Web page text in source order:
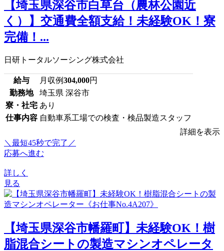
【埼玉県深谷市白草台（農林公園近
く）】交通費全額支給！未経験OK！寮
完備！...
日研トータルソーシング株式会社
給与 月収例304,000円
勤務地
埼玉県 深谷市
寮・社宅 あり
仕事内容 自動車系工場での検査・検品製造スタッフ
詳細を表示
＼最短45秒で完了／
応募へ進む
詳しく
見る
【埼玉県深谷市幡羅町】未経験OK！樹
脂混合シートの製造マシンオペレータ